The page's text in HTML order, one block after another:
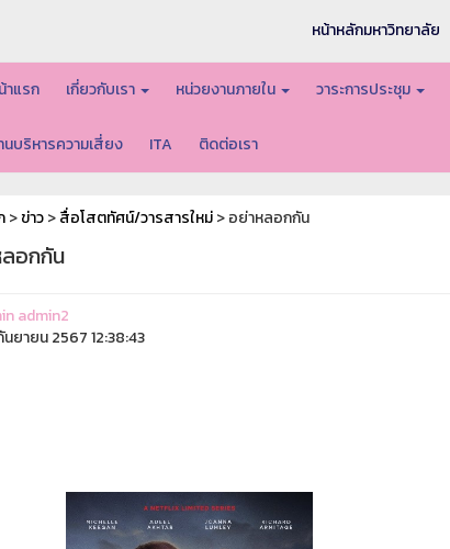
หน้าหลักมหาวิทยาลัย
าแรก เกี่ยวกับเรา หน่วยงานภายใน วาระการประชุม
นบริหารความเสี่ยง ITA ติดต่อเรา
>ข่าว>สื่อโสตทัศน์/วารสารใหม่> อย่าหลอกกัน
อกกัน
admin2
ยายน 2567 12:38:43